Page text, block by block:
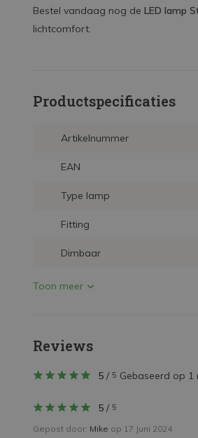
Bestel vandaag nog de LED lamp
lichtcomfort.
Productspecificaties
Artikelnummer
EAN
Type lamp
Fitting
Dimbaar
Toon meer
Reviews
5 / 5 Gebaseerd op 1
5 / 5
Gepost door: Mike op 17 Juni 2024